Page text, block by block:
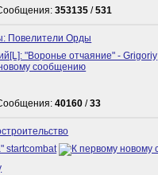
353135 /531
Повелители Орды
"Воронье отчаяние" - Grigoriy
40160 /33
startcombat